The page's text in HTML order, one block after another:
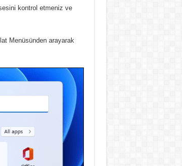
kontrol etmeniz ve
Menüsünden arayarak